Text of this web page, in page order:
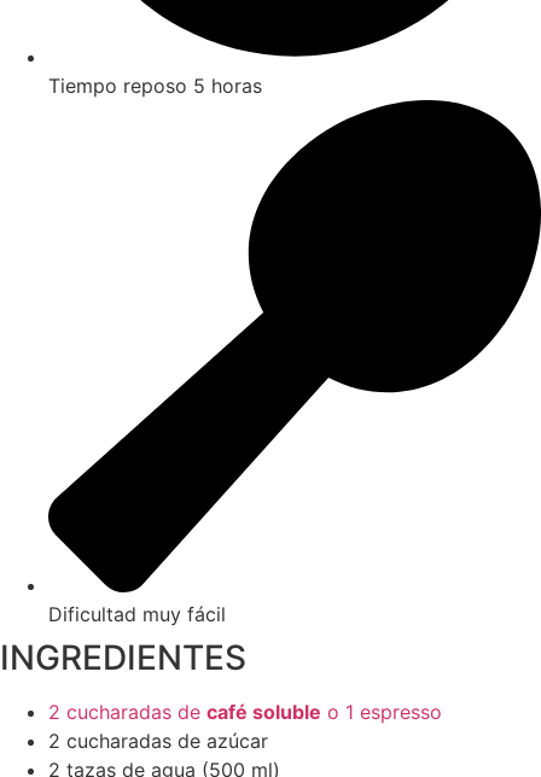
Tiempo reposo 5 horas
Dificultad muy fácil
INGREDIENTES
2 cucharadas de café soluble o 1 espresso
2 cucharadas de azúcar
2 tazas de agua (500 ml)